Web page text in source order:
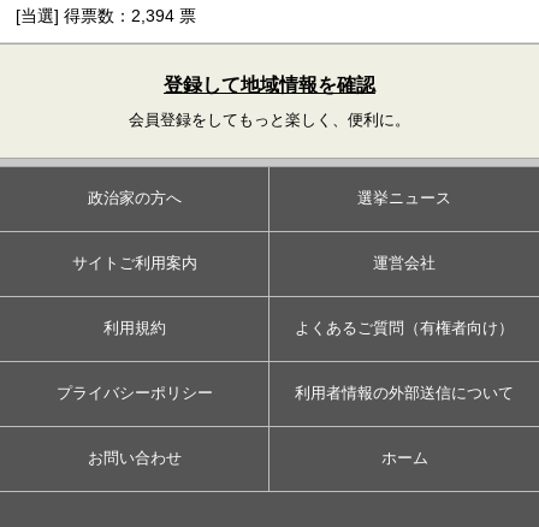
[当選] 得票数：2,394 票
登録して地域情報を確認
会員登録をしてもっと楽しく、便利に。
政治家の方へ 選挙ニュース
サイトご利用案内 運営会社
利用規約 よくあるご質問（有権者向け）
プライバシーポリシー 利用者情報の外部送信について
お問い合わせ ホーム